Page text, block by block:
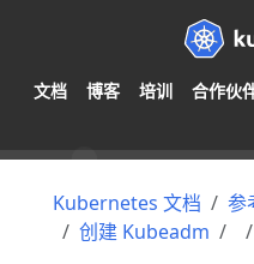
文档 博客 培训 合作伙
Kubernetes 文档 参
创建 Kubeadm